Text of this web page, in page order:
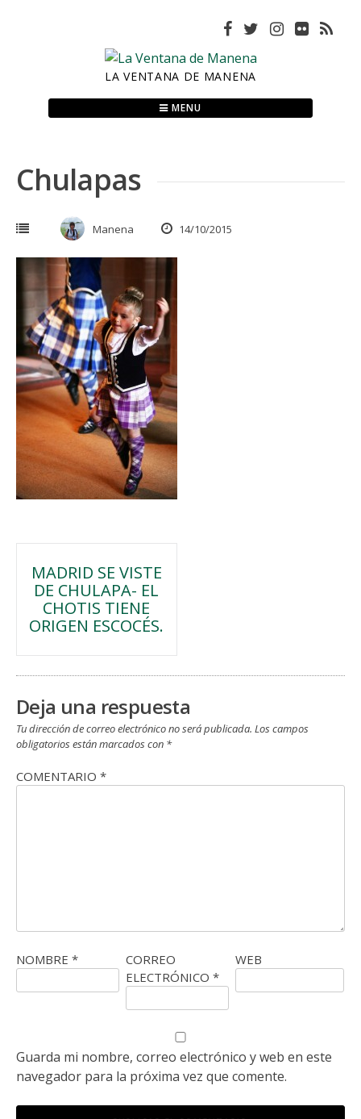
LA VENTANA DE MANENA
MENU
Chulapas
Manena 14/10/2015
Navegación
de
entradas
MADRID SE VISTE
DE CHULAPA- EL
CHOTIS TIENE
ORIGEN ESCOCÉS.
Deja una respuesta
Tu dirección de correo electrónico no será publicada. Los campos
obligatorios están marcados con *
COMENTARIO *
NOMBRE *
CORREO
ELECTRÓNICO *
WEB
Guarda mi nombre, correo electrónico y web en este
navegador para la próxima vez que comente.